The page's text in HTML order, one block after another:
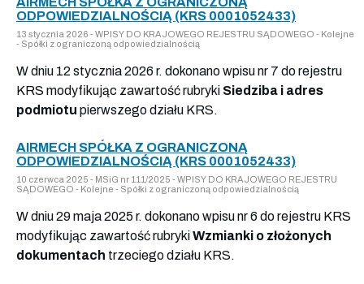
ODPOWIEDZIALNOŚCIĄ (KRS 0001052433)
13 stycznia 2026 - WPISY DO KRAJOWEGO REJESTRU SĄDOWEGO - Kolejne
- Spółki z ograniczoną odpowiedzialnością
W dniu 12 stycznia 2026 r. dokonano wpisu nr 7 do rejestru
KRS modyfikując zawartość rubryki Siedziba i adres
podmiotu pierwszego działu KRS.
AIRMECH SPÓŁKA Z OGRANICZONĄ
ODPOWIEDZIALNOŚCIĄ (KRS 0001052433)
10 czerwca 2025 - MSiG nr 111/2025 - WPISY DO KRAJOWEGO REJESTRU
SĄDOWEGO - Kolejne - Spółki z ograniczoną odpowiedzialnością
W dniu 29 maja 2025 r. dokonano wpisu nr 6 do rejestru KRS
modyfikując zawartość rubrykiWzmianki o złożonych
dokumentach trzeciego działu KRS.